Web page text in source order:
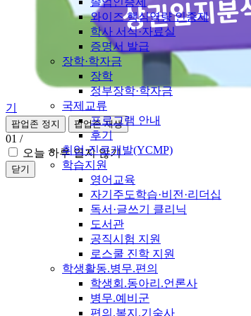
기
팝업존 정지 팝업존 재생
01 /
오늘 하루 열지 않기
닫기
와이즈 핵심역량 인증제
학사 서식·자료실
증명서 발급
장학·학자금
장학
정부장학·학자금
국제교류
프로그램 안내
후기
취업·진로개발(YCMP)
학습지원
영어교육
자기주도학습·비전·리더십
독서·글쓰기 클리닉
도서관
공직시험 지원
로스쿨 진학 지원
학생활동.병무.편의
학생회.동아리.언론사
병무.예비군
편의.복지.기숙사